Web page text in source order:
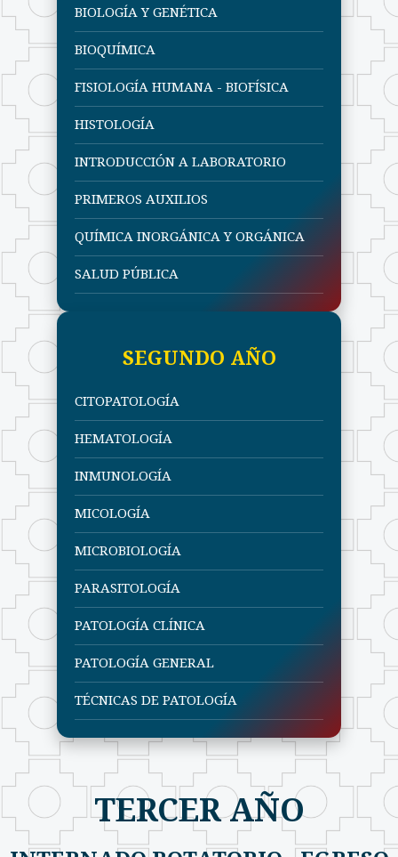
BIOLOGÍA Y GENÉTICA
BIOQUÍMICA
FISIOLOGÍA HUMANA - BIOFÍSICA
HISTOLOGÍA
INTRODUCCIÓN A LABORATORIO
PRIMEROS AUXILIOS
QUÍMICA INORGÁNICA Y ORGÁNICA
SALUD PÚBLICA
SEGUNDO AÑO
CITOPATOLOGÍA
HEMATOLOGÍA
INMUNOLOGÍA
MICOLOGÍA
MICROBIOLOGÍA
PARASITOLOGÍA
PATOLOGÍA CLÍNICA
PATOLOGÍA GENERAL
TÉCNICAS DE PATOLOGÍA
TERCER AÑO